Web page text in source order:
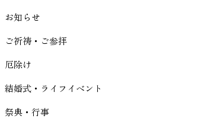
お知らせ
ご祈祷・ご参拝
厄除け
結婚式・ライフイベント
祭典・行事